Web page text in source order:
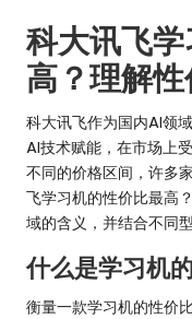
科大讯飞
高？理解
科大讯飞作为国内AI领
AI技术赋能，在市场上
不同的价格区间，许多
飞学习机的性价比最高
域的含义，并结合不同
什么是学习机
衡量一款学习机的性价